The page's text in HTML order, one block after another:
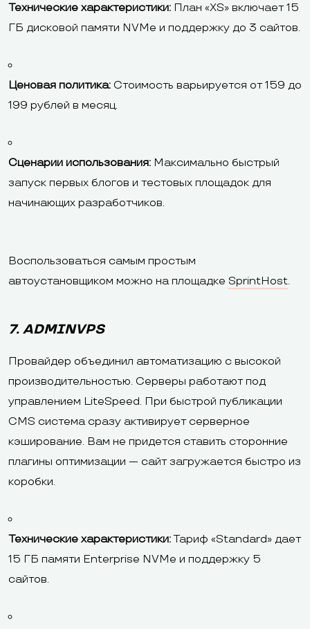
Технические характеристики: План «XS» включает 15
ГБ дисковой памяти NVMe и поддержку до 3 сайтов.
Ценовая политика: Стоимость варьируется от 159 до
199 рублей в месяц.
Сценарии использования: Максимально быстрый
запуск первых блогов и тестовых площадок для
начинающих разработчиков.
Воспользоваться самым простым
автоустановщиком можно на площадке SprintHost.
7. ADMINVPS
Провайдер объединил автоматизацию с высокой
производительностью. Серверы работают под
управлением LiteSpeed. При быстрой публикации
CMS система сразу активирует серверное
кэширование. Вам не придется ставить сторонние
плагины оптимизации — сайт загружается быстро из
коробки.
Технические характеристики:Тариф «Standard» дает
15 ГБ памяти Enterprise NVMe и поддержку 5
сайтов.